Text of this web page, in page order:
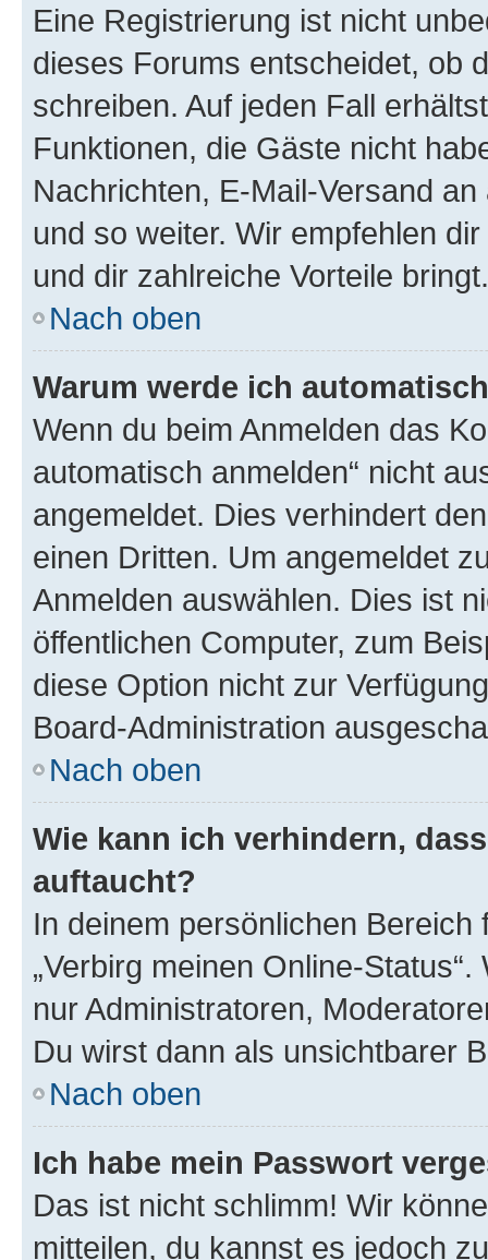
Eine Registrierung ist nicht
dieses Forums entscheidet, ob
schreiben. Auf jeden Fall
Funktionen, die Gäste nicht
Nachrichten, E-Mail-Versand
und so weiter. Wir empfehlen
und dir zahlreiche Vorteile bringt.
Nach oben
Warum werde ich
Wenn du beim Anmelden das
automatisch anmelden“ nicht
angemeldet. Dies verhindert
einen Dritten. Um angemeldet
Anmelden auswählen. Dies ist
öffentlichen Computer, zum
diese Option nicht zur
Board-Administration
Nach oben
Wie kann ich verhindern,
auftaucht?
In deinem persönlichen
„Verbirg meinen Online-
nur Administratoren,
Du wirst dann als unsichtbarer
Nach oben
Ich habe mein Passwort
Das ist nicht schlimm! Wir
mitteilen, du kannst es jedoch